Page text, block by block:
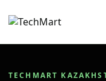
TECHMART